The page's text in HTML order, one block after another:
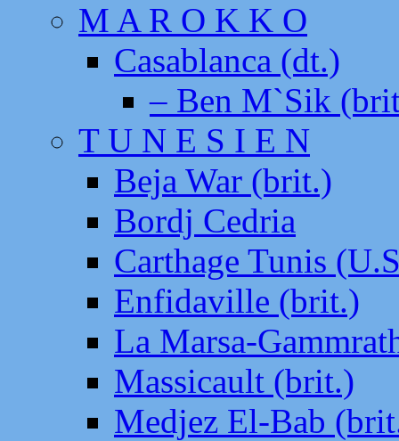
M A R O K K O
Casablanca (dt.)
– Ben M`Sik
T U N E S I E N
Beja War (brit.)
Bordj Cedria
Carthage Tunis
Enfidaville (brit.)
La Marsa-
Massicault (brit.)
Medjez El-Bab